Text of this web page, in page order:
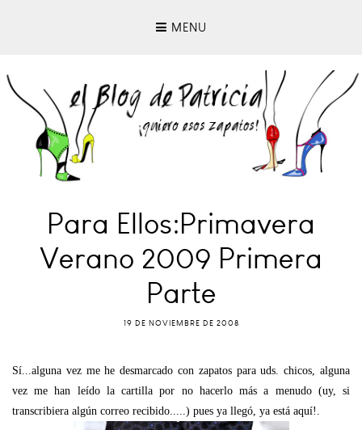
MENU
Para Ellos:Primavera
Verano 2009 Primera
Parte
19 DE NOVIEMBRE DE 2008
Sí...alguna vez me he desmarcado con zapatos para uds. chicos, alguna
vez me han leído la cartilla por no hacerlo más a menudo (uy, si
transcribiera algún correo recibido.....) pues ya llegó, ya está aquí!.